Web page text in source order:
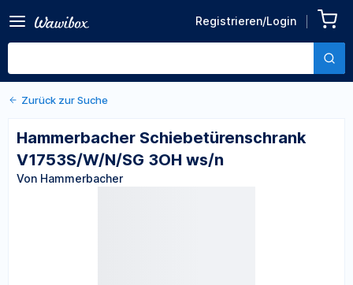
Registrieren/Login
Schiebetürenschrank
V1753S/W/N/SG 3OH ws/n
Von Hammerbacher
Zurück zu den Produktdetails
Zurück zur Suche
Hammerbacher Schiebetürenschrank
V1753S/W/N/SG 3OH ws/n
Von Hammerbacher